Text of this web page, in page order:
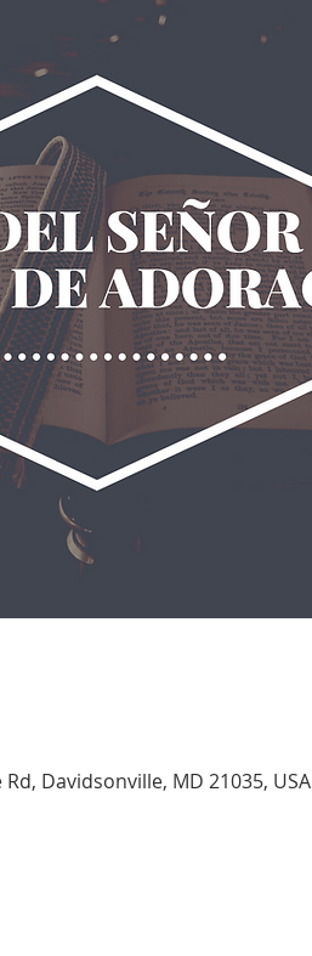
Davidsonville, MD 21035, USA